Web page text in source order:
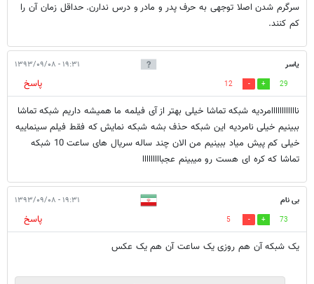
سرگرم شدن اصلا توجهی به حرف پدر و مادر و درس ندارن. حداقل زمان آن را
کم کنند.
یاسر ۱۹:۳۱ - ۱۳۹۳/۰۹/۰۸
29
12
پاسخ
ناااااااااااامردیه شبکه تماشا خیلی بهتر از آی فیلمه ما همیشه داریم شبکه تماشا
ببینیم خیلی نامردیه این شبکه حذف بشه شبکه نمایش که فقط فیلم سینماییه
خیلی کم پیش میاد ببینیم من الان چند ساله سریال های ساعت 10 شبکه
تماشا که کره ای هست رو میبینم عجبااااااااا
بی نام ۱۹:۳۱ - ۱۳۹۳/۰۹/۰۸
73
5
پاسخ
یک شبکه آن هم روزی یک ساعت آن هم یک عکس